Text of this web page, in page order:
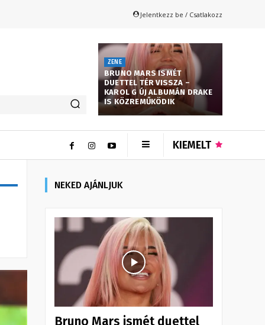
Jelentkezz be / Csatlakozz
ZENE
BRUNO MARS ISMÉT
DUETTEL TÉR VISSZA –
KAROL G ÚJ ALBUMÁN DRAKE
IS KÖZREMŰKÖDIK
KIEMELT
NEKED AJÁNLJUK
Bruno Mars ismét duettel